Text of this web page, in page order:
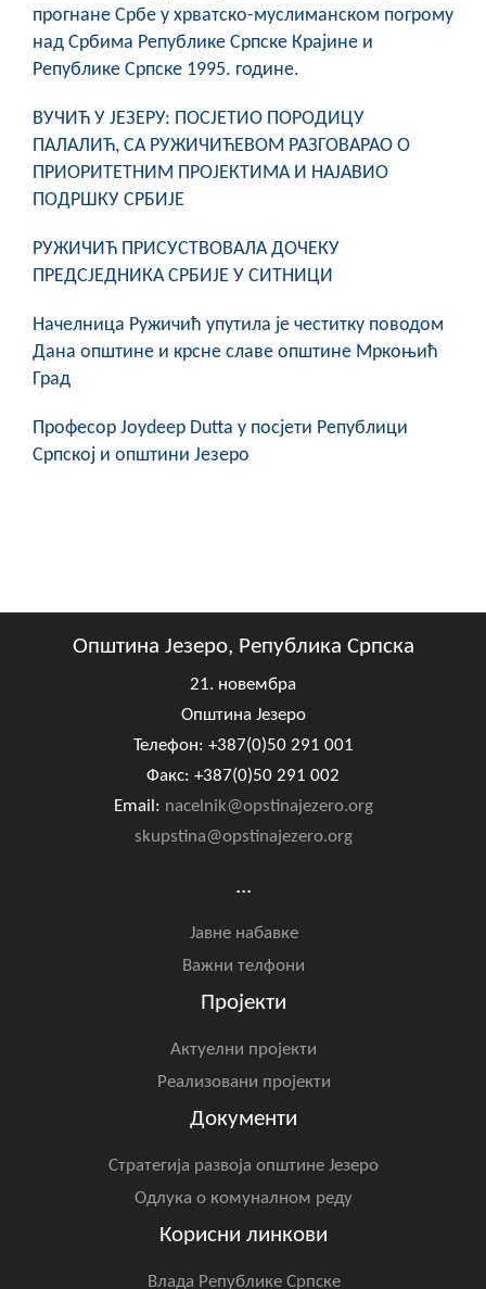
прогнане Србе у хрватско-муслиманском погрому
над Србима Републике Српске Крајине и
Републике Српске 1995. године.
ВУЧИЋ У ЈЕЗЕРУ: ПОСЈЕТИО ПОРОДИЦУ
ПАЛАЛИЋ, СА РУЖИЧИЋЕВОМ РАЗГОВАРАО О
ПРИОРИТЕТНИМ ПРОЈЕКТИМА И НАЈАВИО
ПОДРШКУ СРБИЈЕ
РУЖИЧИЋ ПРИСУСТВОВАЛА ДОЧЕКУ
ПРЕДСЈЕДНИКА СРБИЈЕ У СИТНИЦИ
Начелница Ружичић упутила је честитку поводом
Дана општине и крсне славе општине Мркоњић
Град
Професор Joydeep Dutta у посјети Републици
Српској и општини Језеро
Општина Језеро, Република Српска
21. новембра
Општина Језеро
Телефон: +387(0)50 291 001
Факс: +387(0)50 291 002
Email: nacelnik@opstinajezero.org
skupstina@opstinajezero.org
...
Јавне набавке
Важни телфони
Пројекти
Актуелни пројекти
Реализовани пројекти
Документи
Стратегија развоја општине Језеро
Одлука о комуналном реду
Корисни линкови
Влада Републике Српске